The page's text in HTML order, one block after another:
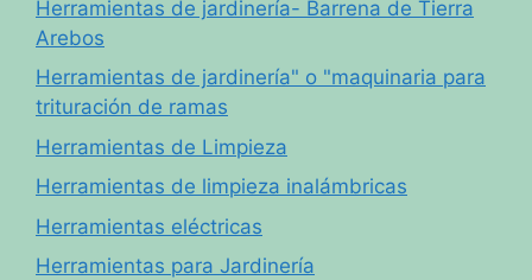
Herramientas de jardinería- Barrena de Tierra
Arebos
Herramientas de jardinería" o "maquinaria para
trituración de ramas
Herramientas de Limpieza
Herramientas de limpieza inalámbricas
Herramientas eléctricas
Herramientas para Jardinería